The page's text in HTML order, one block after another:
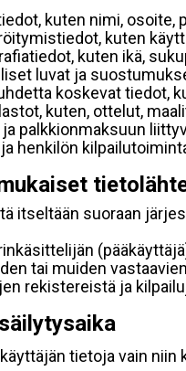
kuten nimi, osoite,
kuten
kuten ikä,
luvat ja
koskevat tiedot,
kuten, ottelut,
ja palkkionmaksuun
henkilön
itseltään suoraan
tai muiden
rekistereistä ja
tietoja vain